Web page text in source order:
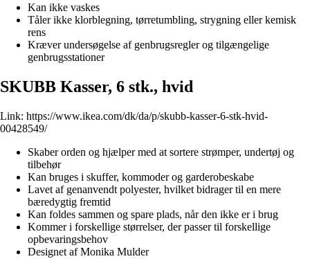
Kan ikke vaskes
Tåler ikke klorblegning, tørretumbling, strygning eller kemisk
rens
Kræver undersøgelse af genbrugsregler og tilgængelige
genbrugsstationer
SKUBB Kasser, 6 stk., hvid
Link: https://www.ikea.com/dk/da/p/skubb-kasser-6-stk-hvid-
00428549/
Skaber orden og hjælper med at sortere strømper, undertøj og
tilbehør
Kan bruges i skuffer, kommoder og garderobeskabe
Lavet af genanvendt polyester, hvilket bidrager til en mere
bæredygtig fremtid
Kan foldes sammen og spare plads, når den ikke er i brug
Kommer i forskellige størrelser, der passer til forskellige
opbevaringsbehov
Designet af Monika Mulder